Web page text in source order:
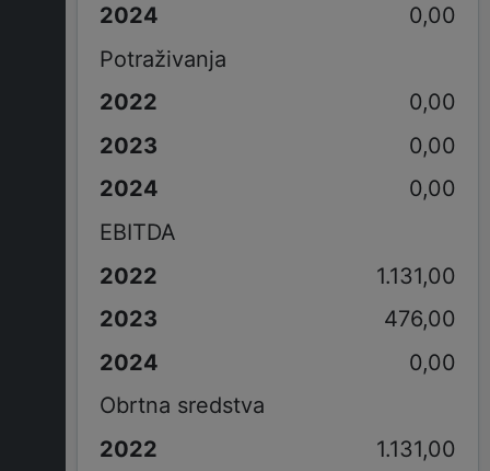
0,00
Potraživanja
0,00
0,00
0,00
EBITDA
1.131,00
476,00
0,00
Obrtna sredstva
1.131,00